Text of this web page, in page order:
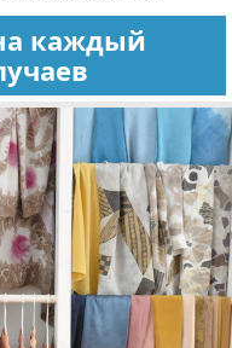
каждый